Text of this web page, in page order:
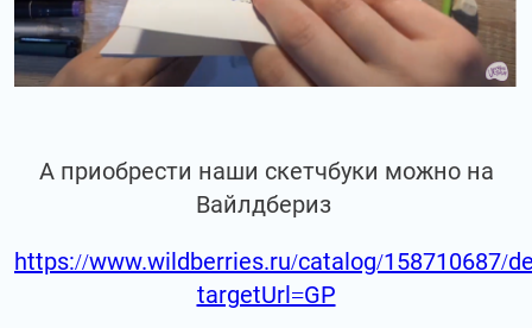
А приобрести наши скетчбуки можно на
Вайлдбериз
https://www.wildberries.ru/catalog/158710687/
targetUrl=GP